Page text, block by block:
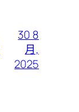
30 8
月,
2025